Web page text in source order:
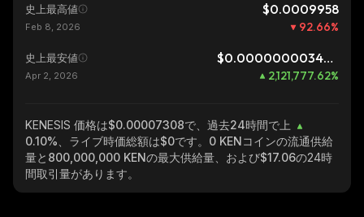
史上最高値 $0.0009958
Feb 8, 2026 92.66%
史上最安値 $0.000000003444
Apr 2, 2026 2,121,777.62%
KENESIS 価格は$0.00007308で、過去24時間で上
0.10% 、ライブ時価総額は$0です。 0 KENコインの流通供給
量と 800,000,000 KENの最大供給量、および$17.06の24時
間取引量があります。